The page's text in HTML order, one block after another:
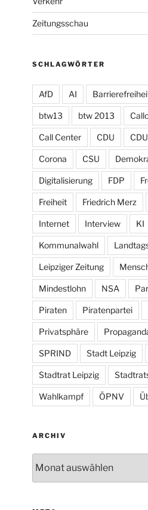
Zeitungsschau
SCHLAGWÖRTER
AfD AI
btw13 btw 2013
Call Center CDU
Corona CSU
Digitalisierung FDP
Freiheit Friedrich Merz
Internet Interview KI
Kommunalwahl
Leipziger Zeitung
Mindestlohn NSA
Piraten Piratenpartei
Privatsphäre
SPRIND Stadt Leipzig
Stadtrat Leipzig
Wahlkampf ÖPNV
ARCHIV